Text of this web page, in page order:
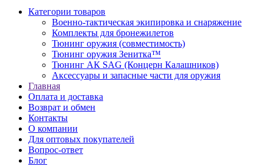
Категории товаров
Военно-тактическая экипировка и снаряжение
Комплекты для бронежилетов
Тюнинг оружия (совместимость)
Тюнинг оружия Зенитка™
Тюнинг АК SAG (Концерн Калашников)
Аксессуары и запасные части для оружия
Главная
Оплата и доставка
Возврат и обмен
Контакты
О компании
Для оптовых покупателей
Вопрос-ответ
Блог